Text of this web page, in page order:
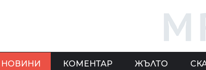
НОВИНИ КОМЕНТАР ЖЪЛТО